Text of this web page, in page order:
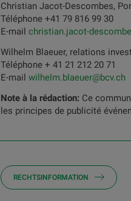
Christian Jacot-Descombes,
Téléphone +41 79 816 99 30
E-mail christian.jacot-
Wilhelm Blaeuer, relations
Téléphone + 41 21 212 20 71
E-mail wilhelm.blaeuer@bcv.ch
Note à la rédaction: Ce
les principes de publicité
RECHTSINFORMATION